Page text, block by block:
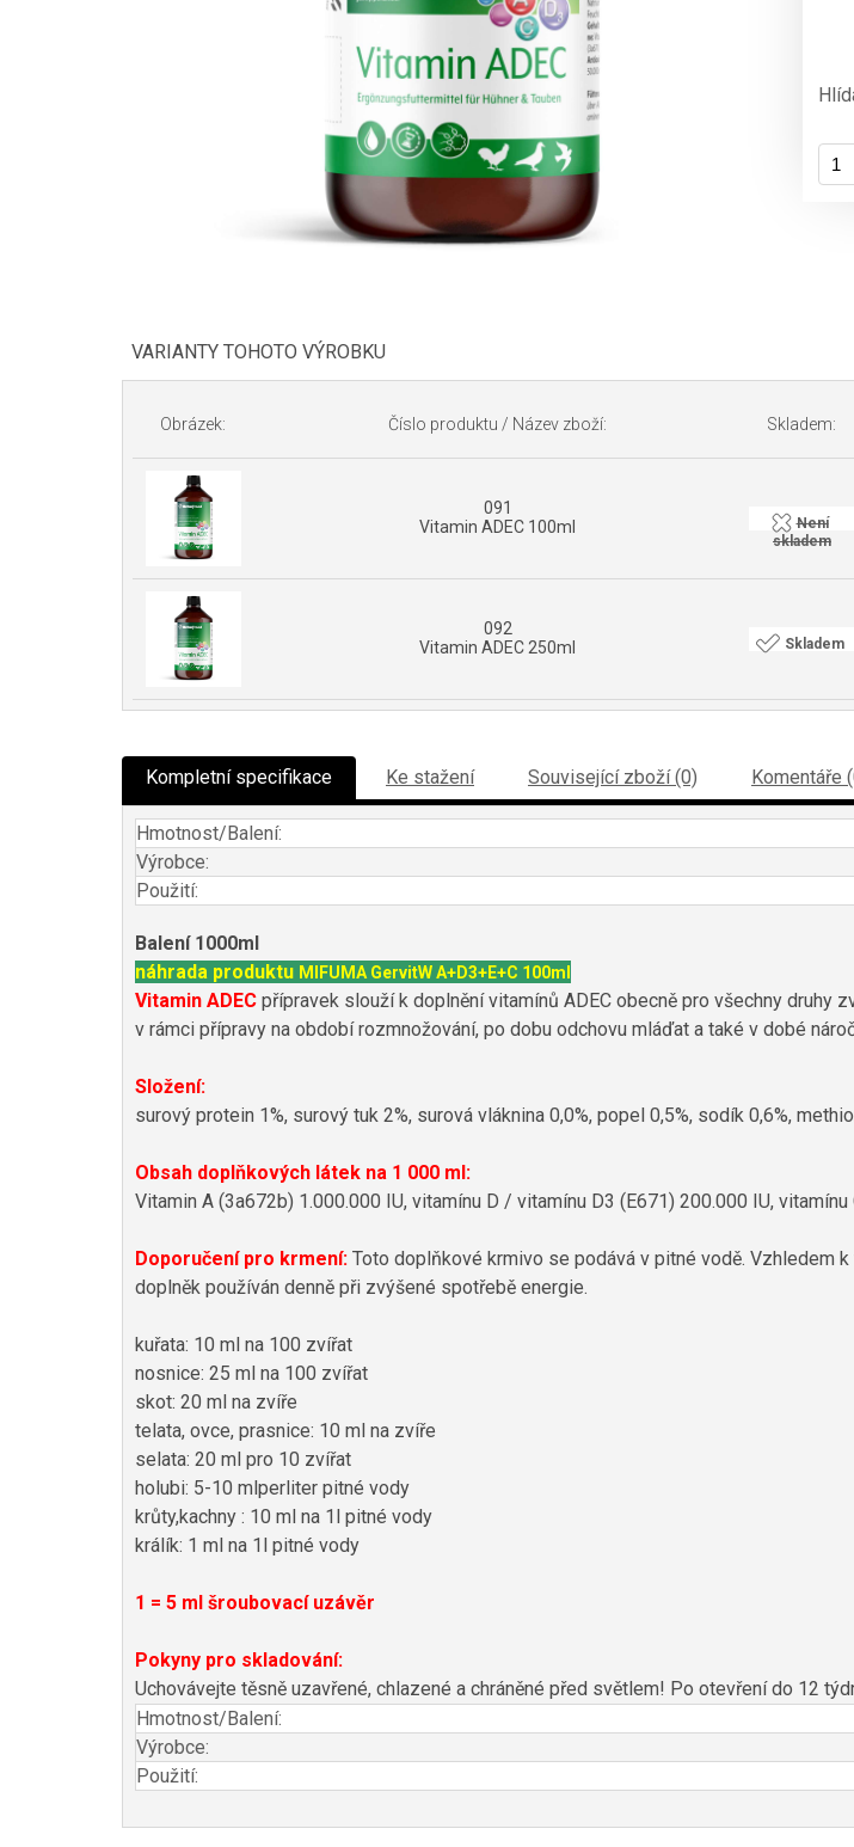
VARIANTY TOHOTO VÝROBKU
Obrázek: Číslo produktu / Název zboží: Skladem:
091
Vitamin ADEC 100ml
Není
skladem
092
Vitamin ADEC 250ml
Skladem
Kompletní specifikace Ke stažení Související zboží (0) Komentáře
Hmotnost/Balení:
Výrobce:
Použití:
Balení 1000ml
náhrada produktu MIFUMA GervitW A+D3+E+C 100ml
Vitamin ADEC přípravek slouží k doplnění vitamínů ADEC obecně pro všechny druhy
v rámci přípravy na období rozmnožování, po dobu odchovu mláďat a také v dobé
Složení:
surový protein 1%, surový tuk 2%, surová vláknina 0,0%, popel 0,5%, sodík 0,6%,
Obsah doplňkových látek na 1 000 ml:
Vitamin A (3a672b) 1.000.000 IU, vitamínu D / vitamínu D3 (E671) 200.000 IU,
Doporučení pro krmení: Toto doplňkové krmivo se podává v pitné vodě. Vzhledem
doplněk používán denně při zvýšené spotřebě energie.
kuřata: 10 ml na 100 zvířat
nosnice: 25 ml na 100 zvířat
skot: 20 ml na zvíře
telata, ovce, prasnice: 10 ml na zvíře
selata: 20 ml pro 10 zvířat
holubi: 5-10 mlperliter pitné vody
krůty,kachny : 10 ml na 1l pitné vody
králík: 1 ml na 1l pitné vody
1 = 5 ml šroubovací uzávěr
Pokyny pro skladování:
Uchovávejte těsně uzavřené, chlazené a chráněné před světlem! Po otevření do 12
Hmotnost/Balení:
Výrobce:
Použití: